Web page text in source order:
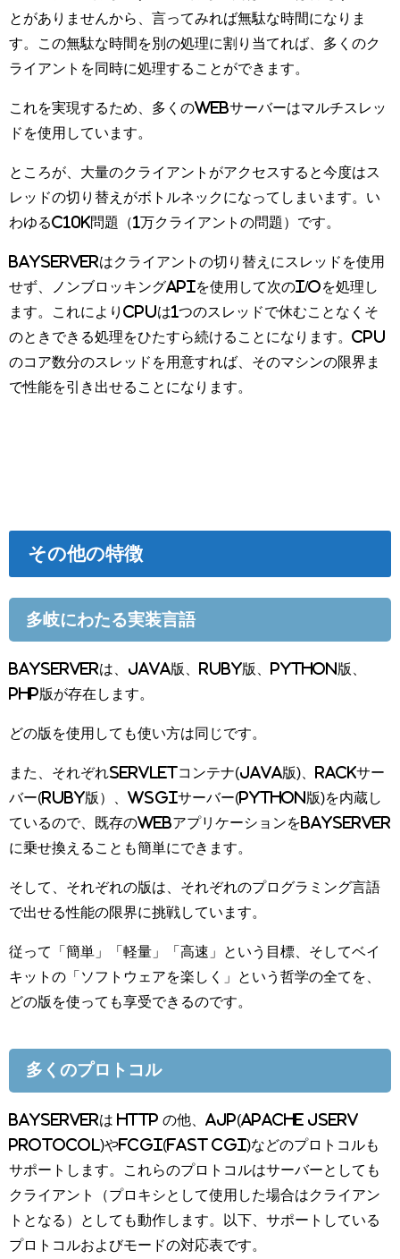
とがありませんから、言ってみれば無駄な時間になりま
す。この無駄な時間を別の処理に割り当てれば、多くのク
ライアントを同時に処理することができます。
これを実現するため、多くのWebサーバーはマルチスレッ
ドを使用しています。
ところが、大量のクライアントがアクセスすると今度はス
レッドの切り替えがボトルネックになってしまいます。い
わゆるC10K問題（1万クライアントの問題）です。
BayServerはクライアントの切り替えにスレッドを使用
せず、ノンブロッキングAPIを使用して次のI/Oを処理し
ます。これによりCPUは1つのスレッドで休むことなくそ
のときできる処理をひたすら続けることになります。CPU
のコア数分のスレッドを用意すれば、そのマシンの限界ま
で性能を引き出せることになります。
その他の特徴
多岐にわたる実装言語
BayServerは、Java版、Ruby版、Python版、
PHP版が存在します。
どの版を使用しても使い方は同じです。
また、それぞれServletコンテナ(Java版)、Rackサー
バー(Ruby版）、WSGIサーバー(Python版)を内蔵し
ているので、既存のWebアプリケーションをBayServer
に乗せ換えることも簡単にできます。
そして、それぞれの版は、それぞれのプログラミング言語
で出せる性能の限界に挑戦しています。
従って「簡単」「軽量」「高速」という目標、そしてベイ
キットの「ソフトウェアを楽しく」という哲学の全てを、
どの版を使っても享受できるのです。
多くのプロトコル
BayServerは HTTP の他、AJP(Apache JServ
Protocol)やFCGI(Fast CGI)などのプロトコルも
サポートします。これらのプロトコルはサーバーとしても
クライアント（プロキシとして使用した場合はクライアン
トとなる）としても動作します。以下、サポートしている
プロトコルおよびモードの対応表です。